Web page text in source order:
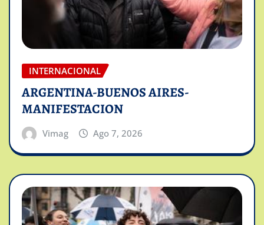
INTERNACIONAL
ARGENTINA-BUENOS AIRES-
MANIFESTACION
Vimag Ago 7, 2026